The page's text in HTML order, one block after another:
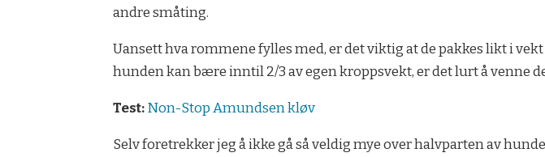
andre småting.
Uansett hva rommene fylles med, er det viktig at de pakkes likt i
hunden kan bære inntil 2/3 av egen kroppsvekt, er det lurt å venne
Test:Non-Stop Amundsen kløv
Selv foretrekker jeg å ikke gå så veldig mye over halvparten av